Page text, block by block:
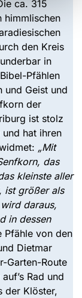
ca. 315
himmlischen
den Kreis
in
Pfählen
und Geist und
der
ist stolz
hat ihren
„Mit
das
kleinste aller
ist größer als
daraus,
in dessen
von den
Dietmar
Garten-Route
Rad und
der Klöster,